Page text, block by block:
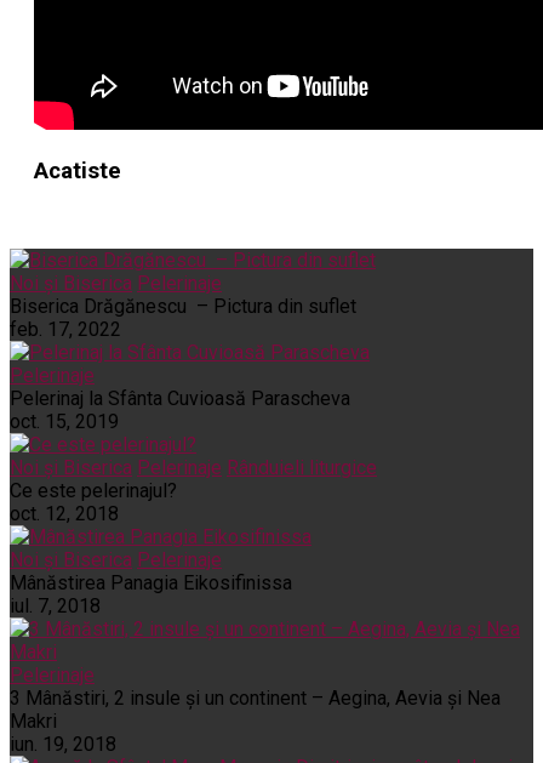
Acatiste
Noi și Biserica Pelerinaje
Biserica Drăgănescu – Pictura din suflet
feb. 17, 2022
Pelerinaje
Pelerinaj la Sfânta Cuvioasă Parascheva
oct. 15, 2019
Noi și Biserica Pelerinaje Rânduieli liturgice
Ce este pelerinajul?
oct. 12, 2018
Noi și Biserica Pelerinaje
Mânăstirea Panagia Eikosifinissa
iul. 7, 2018
Pelerinaje
3 Mânăstiri, 2 insule și un continent – Aegina, Aevia și Nea
Makri
iun. 19, 2018